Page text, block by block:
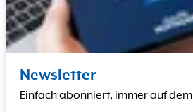
Newsletter
Einfach abonniert, immer auf